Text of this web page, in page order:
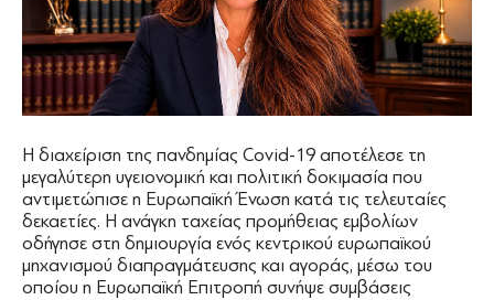
Η διαχείριση της πανδημίας Covid-19 αποτέλεσε τη
μεγαλύτερη υγειονομική και πολιτική δοκιμασία που
αντιμετώπισε η Ευρωπαϊκή Ένωση κατά τις τελευταίες
δεκαετίες. Η ανάγκη ταχείας προμήθειας εμβολίων
οδήγησε στη δημιουργία ενός κεντρικού ευρωπαϊκού
μηχανισμού διαπραγμάτευσης και αγοράς, μέσω του
οποίου η Ευρωπαϊκή Επιτροπή συνήψε συμβάσεις